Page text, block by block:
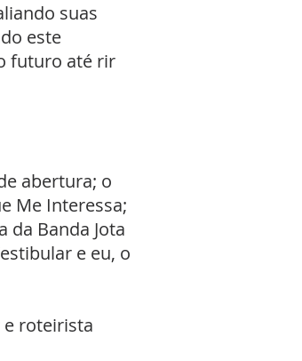
suas
este
futuro até rir
abertura; o
Me Interessa;
da Banda Jota
e eu, o
e roteirista